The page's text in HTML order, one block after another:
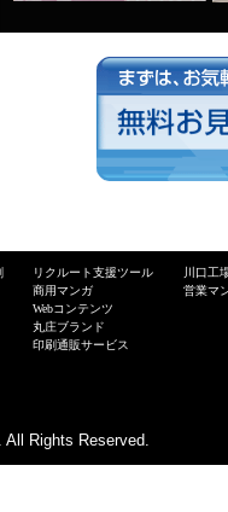
リクルート支援ツール
商用マンガ
Webコンテンツ
丸庄ブランド
印刷通販サービス
川口工
営業マ
All Rights Reserved.